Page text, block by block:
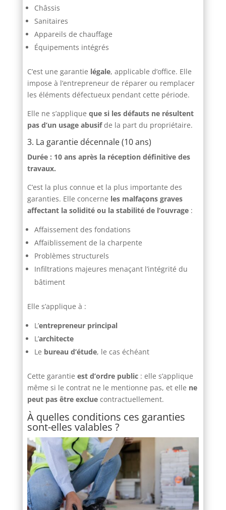
Châssis
Sanitaires
Appareils de chauffage
Équipements intégrés
C’est une garantie légale, applicable d’office. Elle
impose à l’entrepreneur de réparer ou remplacer
les éléments défectueux pendant cette période.
Elle ne s’applique que si les défauts ne résultent
pas d’un usage abusifde la part du propriétaire.
3. La garantie décennale (10 ans)
Durée : 10 ans après la réception définitive des
travaux.
C’est la plus connue et la plus importante des
garanties. Elle concerne les malfaçons graves
affectant la solidité ou la stabilité de l’ouvrage:
Affaissement des fondations
Affaiblissement de la charpente
Problèmes structurels
Infiltrations majeures menaçant l’intégrité du
bâtiment
Elle s’applique à :
L’entrepreneur principal
L’architecte
Le bureau d’étude, le cas échéant
Cette garantie est d’ordre public: elle s’applique
même si le contrat ne le mentionne pas, et elle ne
peut pas être excluecontractuellement.
À quelles conditions ces garanties
sont-elles valables ?